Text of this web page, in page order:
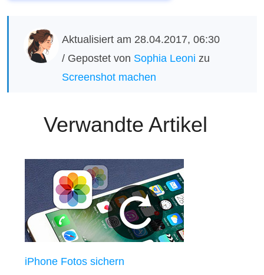
Aktualisiert am 28.04.2017, 06:30
/ Gepostet von Sophia Leoni zu
Screenshot machen
Verwandte Artikel
iPhone Fotos sichern